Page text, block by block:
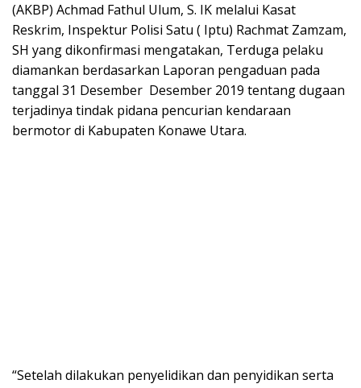
(AKBP) Achmad Fathul Ulum, S. IK melalui Kasat
Reskrim, Inspektur Polisi Satu ( Iptu) Rachmat Zamzam,
SH yang dikonfirmasi mengatakan, Terduga pelaku
diamankan berdasarkan Laporan pengaduan pada
tanggal 31 Desember Desember 2019 tentang dugaan
terjadinya tindak pidana pencurian kendaraan
bermotor di Kabupaten Konawe Utara.
“Setelah dilakukan penyelidikan dan penyidikan serta